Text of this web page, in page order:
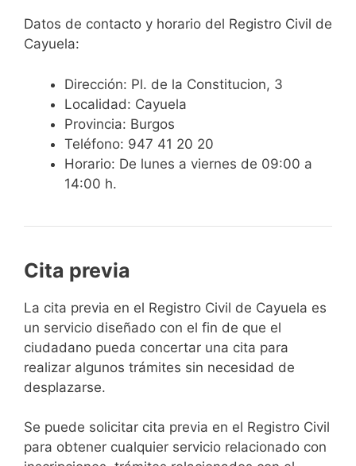
Datos de contacto y horario del Registro Civil de
Cayuela:
Dirección: Pl. de la Constitucion, 3
Localidad: Cayuela
Provincia: Burgos
Teléfono: 947 41 20 20
Horario: De lunes a viernes de 09:00 a
14:00 h.
Cita previa
​​​​​​​​​​​​​​​​​​​​​​​​​​​​La cita previa en el Registro Civil de Cayuela es
un servicio diseñado con el fin de que el
ciudadano pueda concertar una cita para
realizar algunos trámites sin necesidad de
desplazarse.​
Se puede solicitar cita previa en el Registro Civil
para obtener cualquier servicio relacionado con